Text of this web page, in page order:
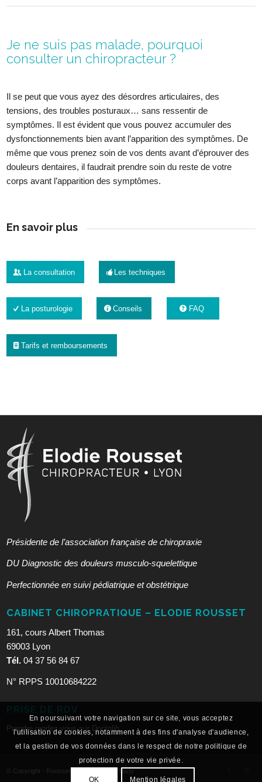
Je ne suis pas malade, pourquoi
consulter un chiropracteur ?
Il se peut que vous ayez des désordres articulaires, des
tensions, des troubles posturaux… sans ressentir de
symptômes. Il est évident que vous pouvez accumuler des
dysfonctionnements bien avant l’apparition des symptômes. De
même que vous prenez soin de vos dents avant d’éprouver des
douleurs dentaires, il faudrait prendre soin du reste de votre
corps avant l’apparition des symptômes.
En savoir plus
La consultation Les techniques
La posturologie Conseils FAQ
Tarifs et remboursements
Présidente de l’association française de chiropraxie
DU Diagnostic des douleurs musculo-squelettique
Perfectionnée en suivi pédiatrique et obstétrique
CABINET CHIROPRATIQUE – ELODIE ROUSSET
161, cours Albert Thomas
69003 Lyon
Tél. 04 37 56 84 67
N° RPPS 10010684222
Prendre rendez-vous sur Doctolib
© Copyright - Rousset Elodie - Sweet'n'Tasty
En poursuivant votre navigation sur ce site, vous acceptez
l'utilisation de cookies, notamment à des fins d'analyse d'audience,
et la gestion de vos données dans le respect de notre politique de
protection de votre vie privée.
OK Mention légales